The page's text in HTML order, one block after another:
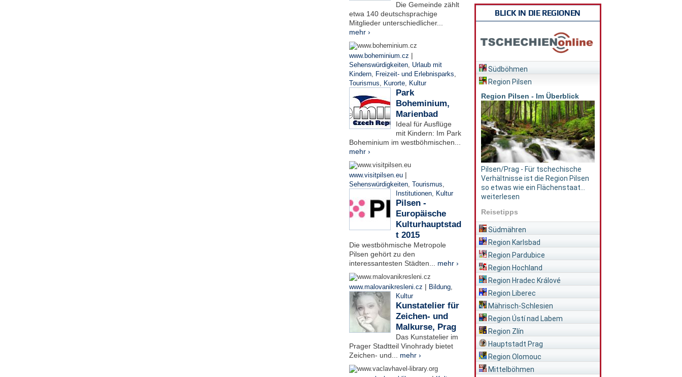
Die Gemeinde zählt
etwa 140 deutschsprachige
Mitglieder unterschiedlicher...
mehr ›
www.boheminium.cz |
Sehenswürdigkeiten, Urlaub mit
Kindern, Freizeit- und Erlebnisparks,
Tourismus, Kurorte, Kultur
Park
Boheminium,
Marienbad
Ideal für Ausflüge
mit Kindern: Im Park
Boheminium im westböhmischen...
mehr ›
www.visitpilsen.eu |
Sehenswürdigkeiten, Tourismus,
Institutionen, Kultur
Pilsen -
Europäische
Kulturhauptstad
t 2015
Die westböhmische Metropole
Pilsen gehört zu den
interessantesten Städten... mehr ›
www.malovanikresleni.cz | Bildung,
Kultur
Kunstatelier für
Zeichen- und
Malkurse, Prag
Das Kunstatelier im
Prager Stadtteil Vinohrady bietet
Zeichen- und... mehr ›
BLICK IN DIE REGIONEN
Südböhmen
Region Pilsen
Region Pilsen - Im Überblick
Pilsen/Prag - Für tschechische
Verhältnisse ist die Region Pilsen
so etwas wie ein Flächenstaat...
weiterlesen
Reisetipps
Südmähren
Region Karlsbad
Region Pardubice
Region Hochland
Region Hradec Králové
Region Liberec
Mährisch-Schlesien
Region Ústí nad Labem
Region Zlín
Hauptstadt Prag
Region Olomouc
Mittelböhmen